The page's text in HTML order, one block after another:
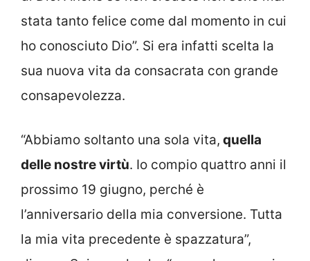
stata tanto felice come dal momento in cui
ho conosciuto Dio”. Si era infatti scelta la
sua nuova vita da consacrata con grande
consapevolezza.
“Abbiamo soltanto una sola vita, quella
delle nostre virtù. Io compio quattro anni il
prossimo 19 giugno, perché è
l’anniversario della mia conversione. Tutta
la mia vita precedente è spazzatura”,